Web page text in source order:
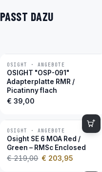
PASST DAZU
OSIGHT · ANGEBOTE
OSIGHT "OSP-091"
Adapterplatte RMR /
Picatinny flach
€ 39,00
−7 %
OSIGHT · ANGEBOTE
Osight SE 6 MOA Red /
Green – RMSc Enclosed
€219,00 € 203,95